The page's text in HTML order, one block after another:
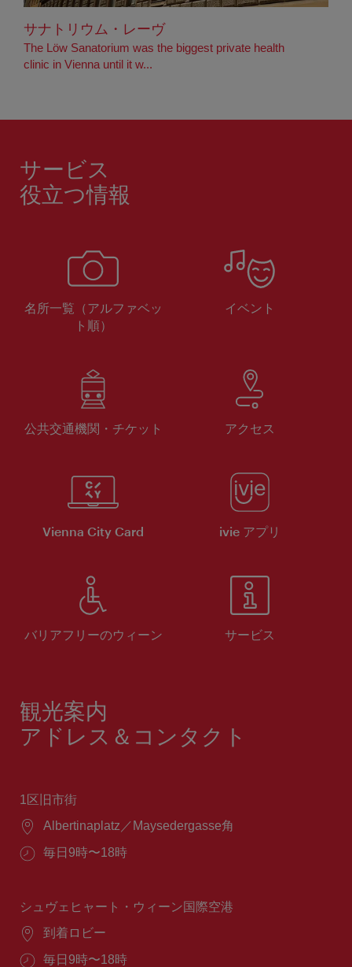
サナトリウム・レーヴ
The Löw Sanatorium was the biggest private health
clinic in Vienna until it w...
サービス
役立つ情報
名所一覧（アルファベッ
ト順）
イベント
公共交通機関・チケット アクセス
Vienna City Card ivie アプリ
バリアフリーのウィーン サービス
観光案内
アドレス＆コンタクト
1区旧市街
場
Albertinaplatz／Maysedergasse角
営
間：
毎日9時〜18時
シュヴェヒャート・ウィーン国際空港
場
到着ロビー
営
毎日9時〜18時